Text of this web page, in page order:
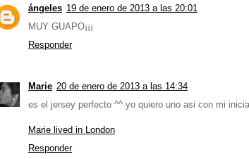
ángeles 19 de enero de 2013 a las 20:01
MUY GUAPO¡¡¡
Responder
Marie 20 de enero de 2013 a las 14:34
es el jersey perfecto ^^ yo quiero uno asi con mi
Marie lived in London
Responder